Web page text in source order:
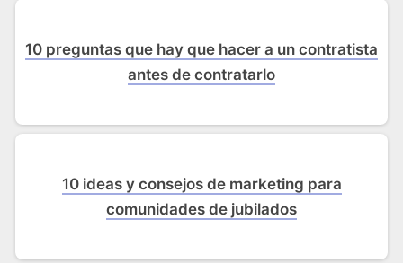
10 preguntas que hay que hacer a un contratista
antes de contratarlo
10 ideas y consejos de marketing para
comunidades de jubilados